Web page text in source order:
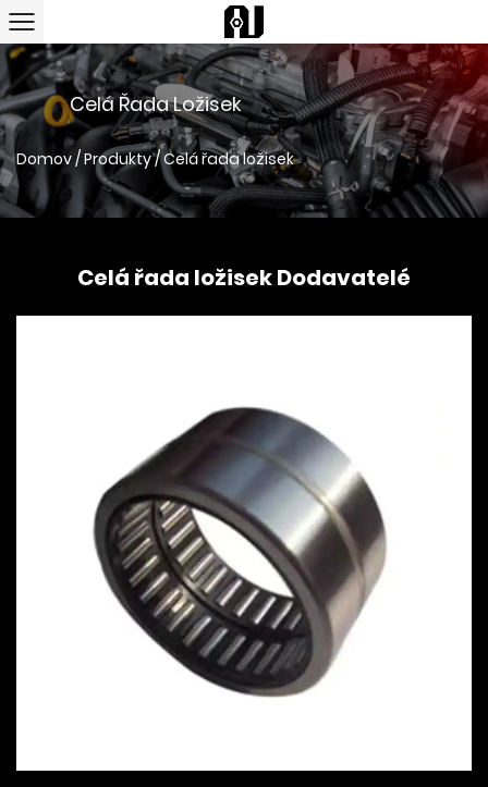
Celá Řada Ložisek
Domov/Produkty/Celá řada ložisek
Celá řada ložisek Dodavatelé